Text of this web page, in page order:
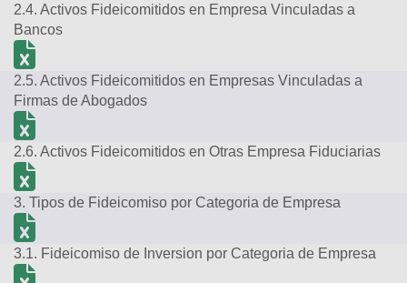
2.4. Activos Fideicomitidos en Empresa Vinculadas a
Bancos
2.5. Activos Fideicomitidos en Empresas Vinculadas a
Firmas de Abogados
2.6. Activos Fideicomitidos en Otras Empresa Fiduciarias
3. Tipos de Fideicomiso por Categoria de Empresa
3.1. Fideicomiso de Inversion por Categoria de Empresa